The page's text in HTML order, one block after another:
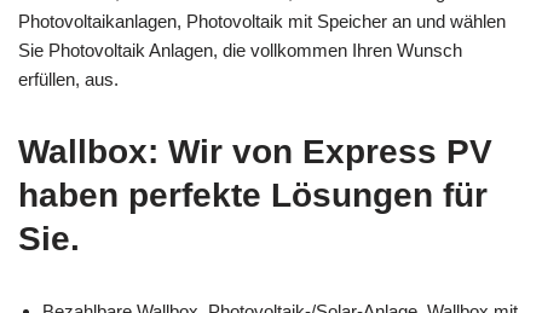
Photovoltaikanlagen, Photovoltaik mit Speicher an und wählen
Sie Photovoltaik Anlagen, die vollkommen Ihren Wunsch
erfüllen, aus.
Wallbox: Wir von Express PV
haben perfekte Lösungen für
Sie.